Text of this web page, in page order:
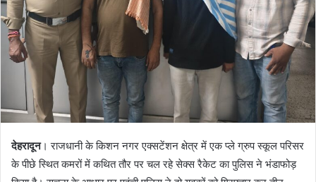
m
l
देहरादून। राजधानी के किशन नगर एक्सटेंशन क्षेत्र में एक प्ले ग्रुप स्कूल परिसर
के पीछे स्थित कमरों में कथित तौर पर चल रहे सेक्स रैकेट का पुलिस ने भंडाफोड़